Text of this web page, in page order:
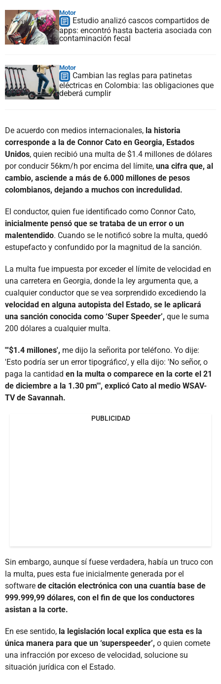
Motor
Estudio analizó cascos compartidos de
apps: encontró hasta bacteria asociada con
contaminación fecal
Motor
Cambian las reglas para patinetas
eléctricas en Colombia: las obligaciones que
deberá cumplir
De acuerdo con medios internacionales, la historia
corresponde a la de Connor Cato en Georgia, Estados
Unidos, quien recibió una multa de $1.4 millones de dólares
por conducir 56km/h por encima del límite, una cifra que, al
cambio, asciende a más de 6.000 millones de pesos
colombianos, dejando a muchos con incredulidad.
El conductor, quien fue identificado como Connor Cato,
inicialmente pensó que se trataba de un error o un
malentendido. Cuando se le notificó sobre la multa, quedó
estupefacto y confundido por la magnitud de la sanción.
La multa fue impuesta por exceder el límite de velocidad en
una carretera en Georgia, donde la ley argumenta que, a
cualquier conductor que se vea sorprendido excediendo la
velocidad en alguna autopista del Estado, se le aplicará
una sanción conocida como ‘Super Speeder’, que le suma
200 dólares a cualquier multa.
"'$1.4 millones', me dijo la señorita por teléfono. Yo dije:
'Esto podría ser un error tipográfico', y ella dijo: 'No señor, o
paga la cantidad en la multa o comparece en la corte el 21
de diciembre a la 1.30 pm'", explicó Cato al medio WSAV-
TV de Savannah.
PUBLICIDAD
Sin embargo, aunque sí fuese verdadera, había un truco con
la multa, pues esta fue inicialmente generada por el
software de citación electrónica con una cuantía base de
999.999,99 dólares, con el fin de que los conductores
asistan a la corte.
En ese sentido, la legislación local explica que esta es la
única manera para que un ‘superspeeder’, o quien comete
una infracción por exceso de velocidad, solucione su
situación jurídica con el Estado.